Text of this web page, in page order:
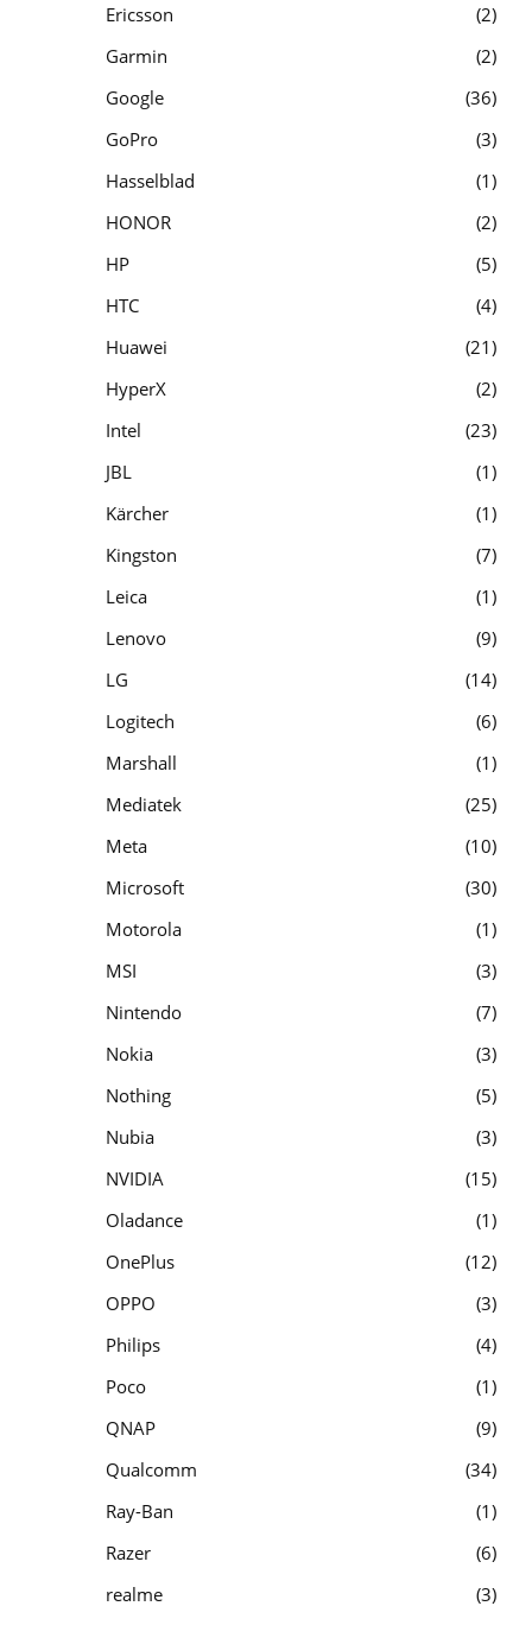
Ericsson
2
Garmin
2
Google
36
GoPro
3
Hasselblad
1
HONOR
2
HP
5
HTC
4
Huawei
21
HyperX
2
Intel
23
JBL
1
Kärcher
1
Kingston
7
Leica
1
Lenovo
9
LG
14
Logitech
6
Marshall
1
Mediatek
25
Meta
10
Microsoft
30
Motorola
1
MSI
3
Nintendo
7
Nokia
3
Nothing
5
Nubia
3
NVIDIA
15
Oladance
1
OnePlus
12
OPPO
3
Philips
4
Poco
1
QNAP
9
Qualcomm
34
Ray-Ban
1
Razer
6
realme
3